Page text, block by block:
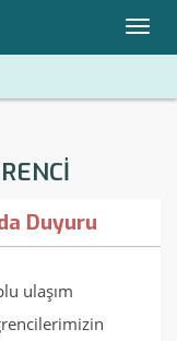
Duyuru
ulaşım